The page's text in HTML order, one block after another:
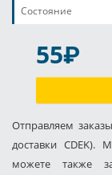
Состояние
55P
Отправляем
доставки CDEK).
можете также